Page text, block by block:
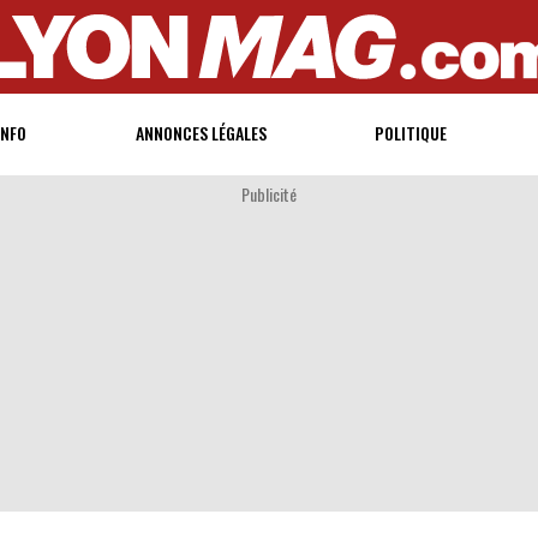
ANNONCES LÉGALES POLITIQUE
Publicité